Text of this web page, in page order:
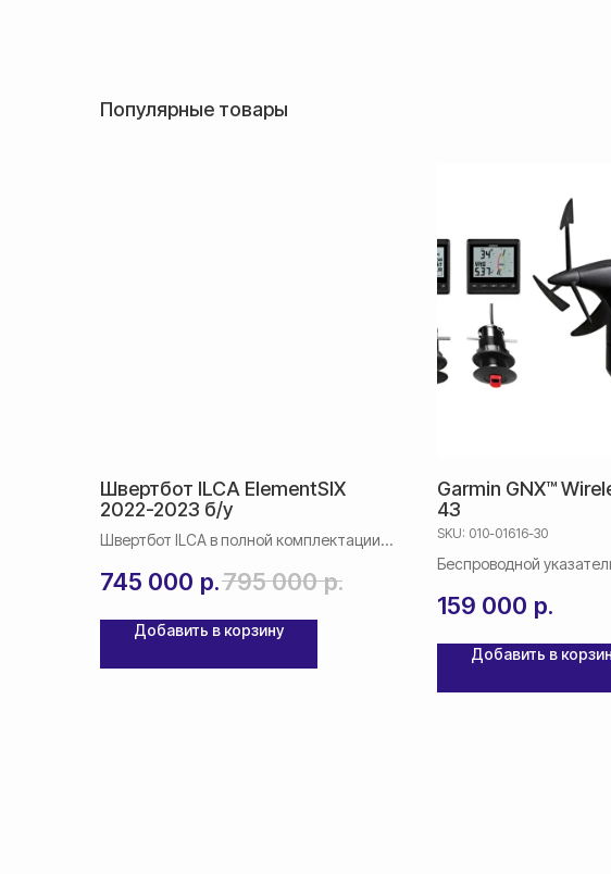
Популярные товары
Швертбот ILCA ElementSIX
2022-2023 б/у
Швертбот ILCA в полной комплектации
745 000 р.795 000 р.
Добавить в корзину
Garmin GNX™
43
SKU: 010-01616-30
Беспроводной
159 000 р.
Добавить в